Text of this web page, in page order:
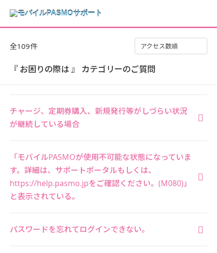
アクセス数順
『 お困りの際は 』 カテゴリーのご質問
全109件
チャージ、定期券購入、新規発行等がしづらい状況
が継続している場合
「モバイルPASMOが使用不可能な状態になっていま
す。詳細は、サポートポータルもしくは、
https://help.pasmo.jpをご確認ください。(M080)」
と表示されている。
パスワードを忘れてログインできない。